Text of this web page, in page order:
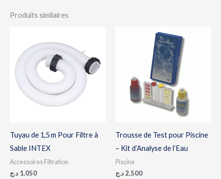
Produits similaires
Tuyau de 1,5 m Pour Filtre à
Sable INTEX
Accessoires Filtration
1,050 د.ج
Trousse de Test pour Piscine
– Kit d’Analyse de l’Eau
Piscine
2,500د.ج